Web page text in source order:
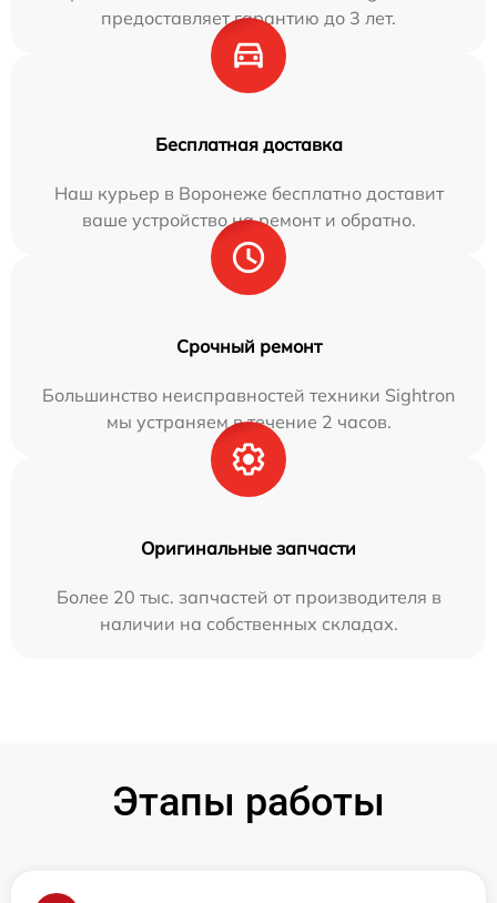
предоставляет гарантию до 3 лет.
Бесплатная доставка
Наш курьер в Воронеже бесплатно доставит
ваше устройство на ремонт и обратно.
Срочный ремонт
Большинство неисправностей техники Sightron
мы устраняем в течение 2 часов.
Оригинальные запчасти
Более 20 тыс. запчастей от производителя в
наличии на собственных складах.
Этапы работы